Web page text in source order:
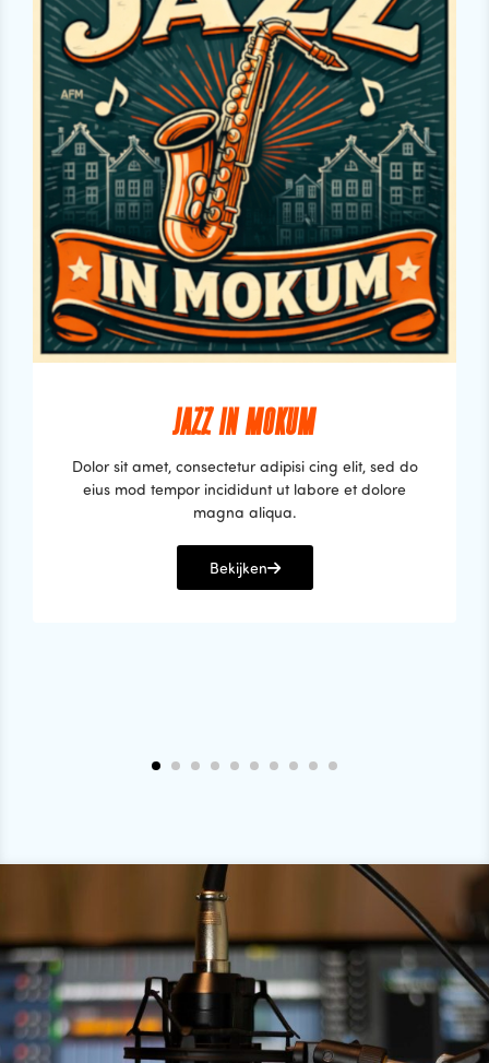
JAZZ IN MOKUM
Dolor sit amet, consectetur adipisi cing elit, sed do
eius mod tempor incididunt ut labore et dolore
magna aliqua.
Bekijken